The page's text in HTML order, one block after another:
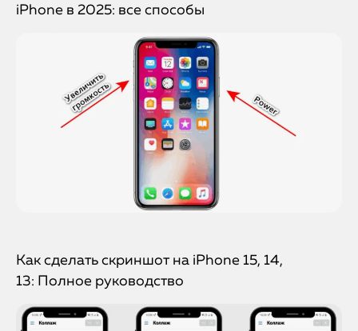
iPhone в 2025: все способы
Как сделать скриншот на iPhone 15, 14,
13: Полное руководство